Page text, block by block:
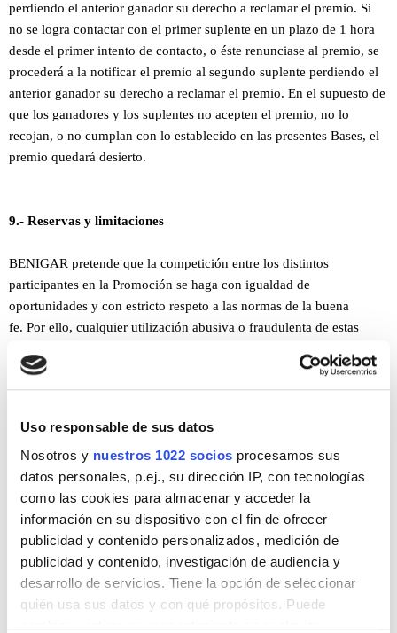
Uso responsable de sus datos
Nosotros y nuestros 1022 socios procesamos sus
datos personales, p.ej., su dirección IP, con tecnologías
como las cookies para almacenar y acceder la
información en su dispositivo con el fin de ofrecer
publicidad y contenido personalizados, medición de
publicidad y contenido, investigación de audiencia y
desarrollo de servicios. Tiene la opción de seleccionar
quién usa sus datos y con qué propósitos. Puede
perdiendo el anterior ganador su derecho a reclamar el premio. Si
no se logra contactar con el primer suplente en un plazo de 1 hora
desde el primer intento de contacto, o éste renunciase al premio, se
procederá a la notificar el premio al segundo suplente perdiendo el
anterior ganador su derecho a reclamar el premio. En el supuesto de
que los ganadores y los suplentes no acepten el premio, no lo
recojan, o no cumplan con lo establecido en las presentes Bases, el
premio quedará desierto.
9.- Reservas y limitaciones
BENIGAR pretende que la competición entre los distintos
participantes en la Promoción se haga con igualdad de
oportunidades y con estricto respeto a las normas de la buena
fe. Por ello, cualquier utilización abusiva o fraudulenta de estas
la Promoción.
no limitativo, que se produce fraude, cuando se detecta el supuesto
uso de aplicaciones independientes al Website; la
realización de un abuso de consultas al servidor y todos aquellos
comportamientos que puedan resultar aparentemente abusivos y/o
malintencionados.
La constatación de cualquiera de estas circunstancias durante la
Promoción supondrá la descalificación automática de la Promoción
así como la pérdida del premio si se le hubiere